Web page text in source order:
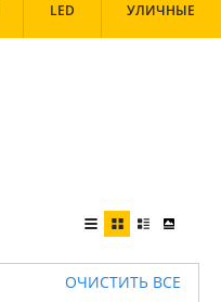
LED УЛИЧНЫЕ
ОЧИСТИТЬ ВСЕ